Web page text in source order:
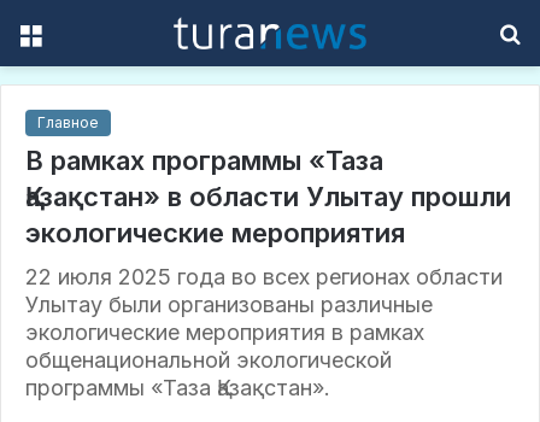
Главное
В рамках программы «Таза
Қазақстан» в области Улытау прошли
экологические мероприятия
22 июля 2025 года во всех регионах области
Улытау были организованы различные
экологические мероприятия в рамках
общенациональной экологической
программы «Таза Қазақстан».